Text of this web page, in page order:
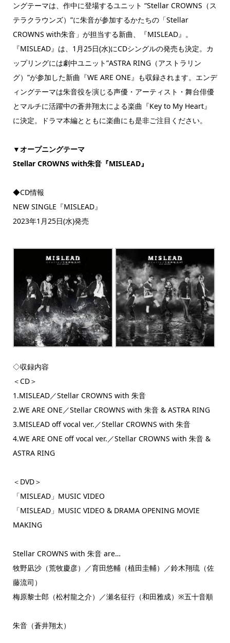
ングテーマは、作中に登場するユニット “Stellar CROWNS（ス
テラクラウンズ）”に朱音が参加するかたちの「Stellar
CROWNS with朱音」が担当する新曲、『MISLEAD』。
『MISLEAD』は、1月25日(水)にCDシングルの発売も決定。カ
ップリングには劇中ユニット”ASTRA RING（アストラリン
グ）”が参加した新曲『WE ARE ONE』も収録されます。エンデ
ィングテーマは朱音役を演じる声優・アーティスト・舞台俳優
とマルチに活躍中の蒼井翔太による楽曲『Key to My Heart』
に決定。ドラマ本編とともに楽曲にも是非ご注目ください。
▼オープニングテーマ
Stellar CROWNS with朱音『MISLEAD』
◆CD情報
NEW SINGLE『MISLEAD』
2023年1月25日(水)発売
◇収録内容
＜CD＞
1.MISLEAD／Stellar CROWNS with 朱音
2.WE ARE ONE／Stellar CROWNS with 朱音 & ASTRA RING
3.MISLEAD off vocal ver.／Stellar CROWNS with 朱音
4.WE ARE ONE off vocal ver.／Stellar CROWNS with 朱音 &
ASTRA RING
＜DVD＞
「MISLEAD」MUSIC VIDEO
「MISLEAD」MUSIC VIDEO & DRAMA OPENING MOVIE
MAKING
Stellar CROWNS with 朱音 are…
牧野凪沙（荒牧慶彦）／育田悠輔（植田圭輔）／鈴木翔琉（佐
藤流司）
梅原黎士郎（松村龍之介）／瀬名征行（和田雅成）※五十音順
朱音（蒼井翔太）